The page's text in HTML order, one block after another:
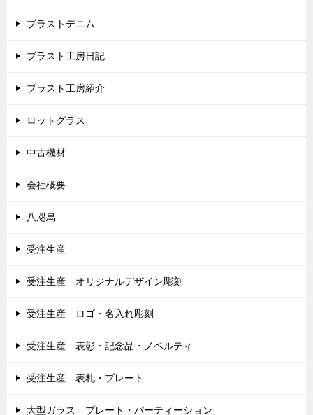
ブラストデニム
ブラスト工房日記
ブラスト工房紹介
ロットグラス
中古機材
会社概要
八咫烏
受注生産
受注生産 オリジナルデザイン彫刻
受注生産 ロゴ・名入れ彫刻
受注生産 表彰・記念品・ノベルティ
受注生産 表札・プレート
大型ガラス プレート・パーティーション